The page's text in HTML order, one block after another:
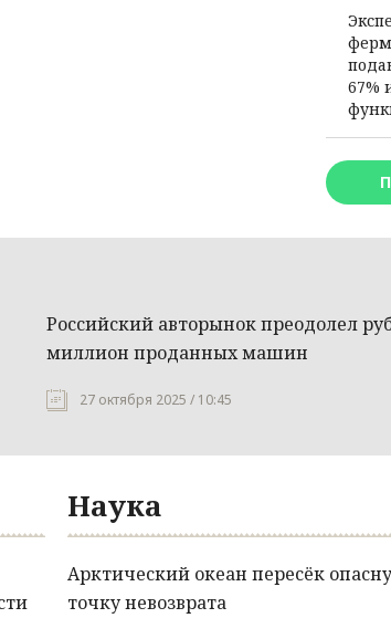
67%
Российский авторынок преодолел
миллион проданных машин
27 октября 2025 / 10:45
Наука
Арктический океан пересёк
точку невозврата